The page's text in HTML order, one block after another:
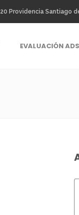
Providencia Santiago
EVALUACIÓN